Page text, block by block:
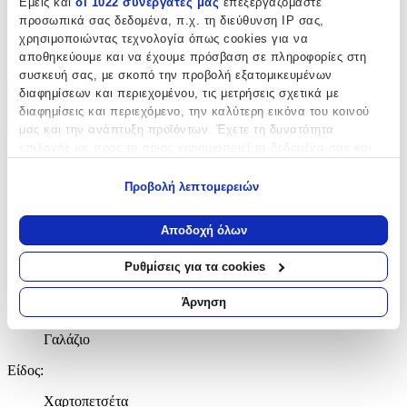
προσωπικά σας δεδομένα, π.χ. τη διεύθυνση IP σας,
χρησιμοποιώντας τεχνολογία όπως cookies για να
αποθηκεύουμε και να έχουμε πρόσβαση σε πληροφορίες στη
συσκευή σας, με σκοπό την προβολή εξατομικευμένων
διαφημίσεων και περιεχομένου, τις μετρήσεις σχετικά με
διαφημίσεις και περιεχόμενο, την καλύτερη εικόνα του κοινού
μας και την ανάπτυξη προϊόντων. Έχετε τη δυνατότητα
Να συλλέξουμε πληροφορίες σχετικά με τη γεωγραφική
σας τοποθεσία, οι οποίες μπορεί να είναι ακριβείς σε
απόσταση μερικών μέτρων
Να αναγνωρίσουμε τη συσκευή σας σαρώνοντας ενεργά
για συγκεκριμένα χαρακτηριστικά (δακτυλικό αποτύπωμα)
Μάθετε περισσότερα σχετικά με τον τρόπο επεξεργασίας των
προσωπικών σας δεδομένων και καθορίστε τις προτιμήσεις σας
ανακαλέσετε τη συγκατάθεσή σας ανά πάσα στιγμή από τη
Προβολή λεπτομερειών
Αποδοχή όλων
Ρυθμίσεις για τα cookies
Άρνηση
τμχ
Συσκευασία:
1
Χαρακτηριστικά
+
Βασικά Χαρακτηριστικά
Χρώμα
Γαλάζιο
Είδος:
Χαρτοπετσέτα